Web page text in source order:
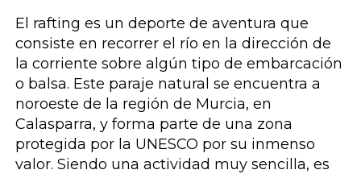
El rafting es un deporte de aventura que
consiste en recorrer el río en la dirección de
la corriente sobre algún tipo de embarcación
o balsa. Este paraje natural se encuentra a
noroeste de la región de Murcia, en
Calasparra, y forma parte de una zona
protegida por la UNESCO por su inmenso
valor. Siendo una actividad muy sencilla, es